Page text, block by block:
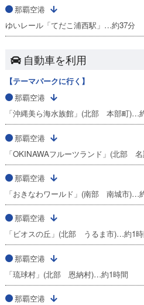
那覇空港
ゆいレール「てだこ浦西駅」…約37分
自動車を利用
【テーマパークに行く】
那覇空港
「沖縄美ら海水族館」(北部 本部町)…
那覇空港
「OKINAWAフルーツランド」(北部
那覇空港
「おきなわワールド」(南部 南城市)…
那覇空港
「ビオスの丘」(北部 うるま市)…約1
那覇空港
「琉球村」(北部 恩納村)…約1時間
那覇空港